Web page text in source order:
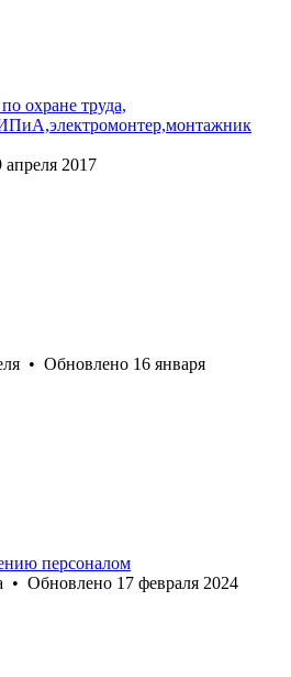
охране труда,
апреля 2017
• Обновлено 16 января
персоналом
• Обновлено 17 февраля 2024